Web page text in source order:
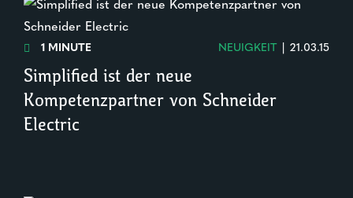
 1 MINUTE NEUIGKEIT | 21.03.15
Simplified ist der neue
Kompetenzpartner von Schneider
Electric